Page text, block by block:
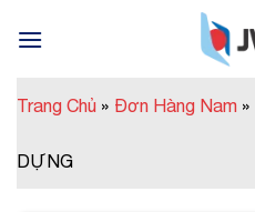
Trang Chủ » Đơn Hàng Nam »
DỰNG